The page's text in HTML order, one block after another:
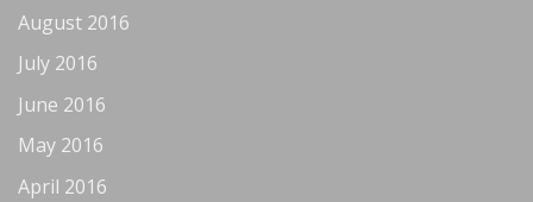
August 2016
July 2016
June 2016
May 2016
April 2016